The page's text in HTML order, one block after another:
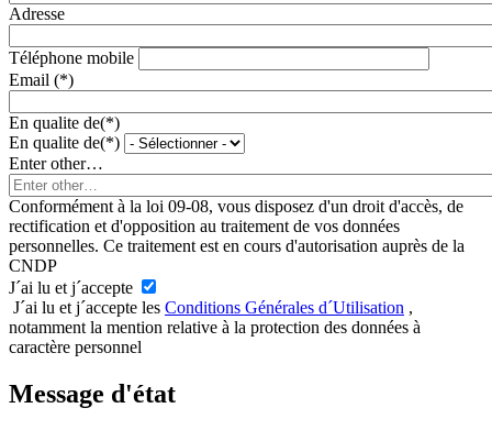
Adresse
Téléphone mobile
Email (*)
En qualite de(*)
En qualite de(*)
Enter other…
Conformément à la loi 09-08, vous disposez d'un droit d'accès, de
rectification et d'opposition au traitement de vos données
personnelles. Ce traitement est en cours d'autorisation auprès de la
CNDP
J´ai lu et j´accepte
J´ai lu et j´accepte les Conditions Générales d´Utilisation ,
notamment la mention relative à la protection des données à
caractère personnel
Message d'état